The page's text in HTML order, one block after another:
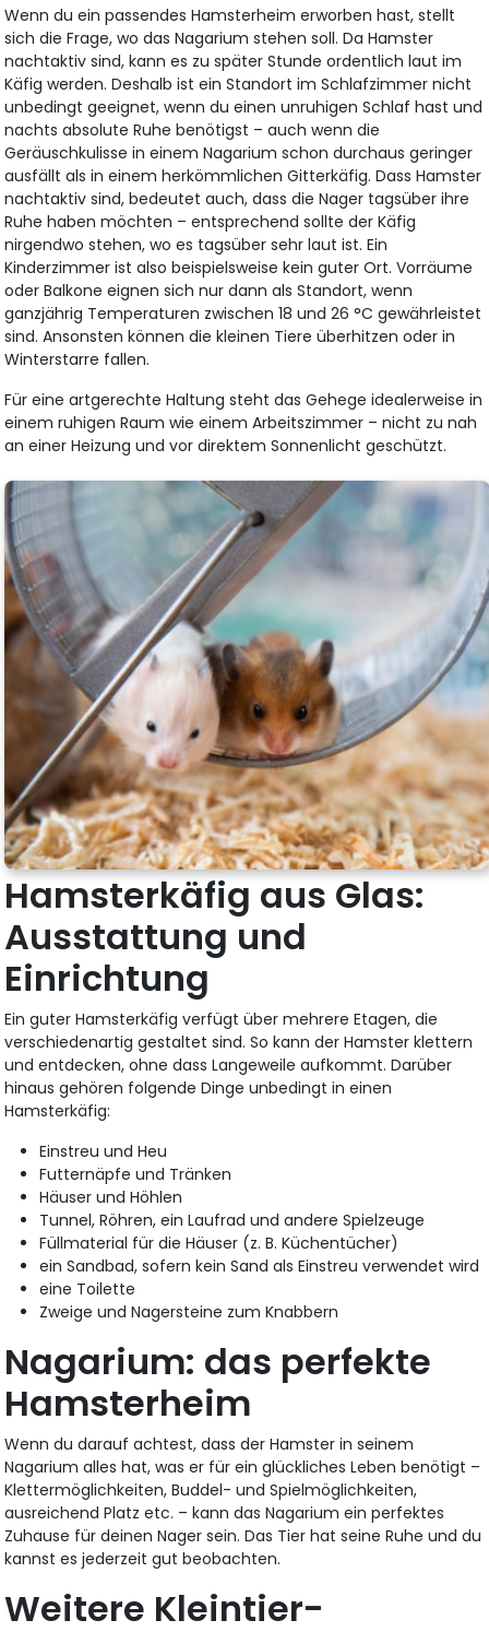
Wenn du ein passendes Hamsterheim erworben hast, stellt
sich die Frage, wo das Nagarium stehen soll. Da Hamster
nachtaktiv sind, kann es zu später Stunde ordentlich laut im
Käfig werden. Deshalb ist ein Standort im Schlafzimmer nicht
unbedingt geeignet, wenn du einen unruhigen Schlaf hast und
nachts absolute Ruhe benötigst – auch wenn die
Geräuschkulisse in einem Nagarium schon durchaus geringer
ausfällt als in einem herkömmlichen Gitterkäfig. Dass Hamster
nachtaktiv sind, bedeutet auch, dass die Nager tagsüber ihre
Ruhe haben möchten – entsprechend sollte der Käfig
nirgendwo stehen, wo es tagsüber sehr laut ist. Ein
Kinderzimmer ist also beispielsweise kein guter Ort. Vorräume
oder Balkone eignen sich nur dann als Standort, wenn
ganzjährig Temperaturen zwischen 18 und 26 °C gewährleistet
sind. Ansonsten können die kleinen Tiere überhitzen oder in
Winterstarre fallen.
Für eine artgerechte Haltung steht das Gehege idealerweise in
einem ruhigen Raum wie einem Arbeitszimmer – nicht zu nah
an einer Heizung und vor direktem Sonnenlicht geschützt.
Hamsterkäfig aus Glas:
Ausstattung und
Einrichtung
Ein guter Hamsterkäfig verfügt über mehrere Etagen, die
verschiedenartig gestaltet sind. So kann der Hamster klettern
und entdecken, ohne dass Langeweile aufkommt. Darüber
hinaus gehören folgende Dinge unbedingt in einen
Hamsterkäfig:
Einstreu und Heu
Futternäpfe und Tränken
Häuser und Höhlen
Tunnel, Röhren, ein Laufrad und andere Spielzeuge
Füllmaterial für die Häuser (z. B. Küchentücher)
ein Sandbad, sofern kein Sand als Einstreu verwendet wird
eine Toilette
Zweige und Nagersteine zum Knabbern
Nagarium: das perfekte
Hamsterheim
Wenn du darauf achtest, dass der Hamster in seinem
Nagarium alles hat, was er für ein glückliches Leben benötigt –
Klettermöglichkeiten, Buddel- und Spielmöglichkeiten,
ausreichend Platz etc. – kann das Nagarium ein perfektes
Zuhause für deinen Nager sein. Das Tier hat seine Ruhe und du
kannst es jederzeit gut beobachten.
Weitere Kleintier-